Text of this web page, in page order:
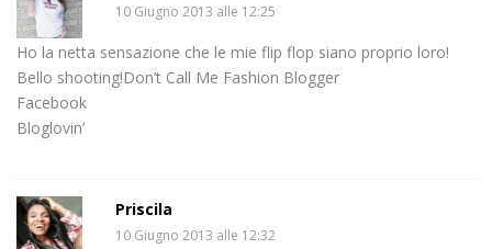
10 Giugno 2013 alle 12:25
Ho la netta sensazione che le mie flip flop siano proprio loro!
Bello shooting!Don’t Call Me Fashion Blogger
Facebook
Bloglovin’
Priscila
10 Giugno 2013 alle 12:32